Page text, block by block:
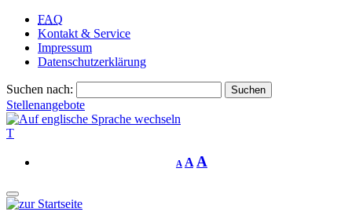
FAQ
Kontakt & Service
Impressum
Datenschutzerklärung
Suchen nach:
Stellenangebote
T
A A A